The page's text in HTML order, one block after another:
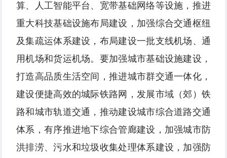
算、人工智能平台、宽带基础网络等设施，推进
重大科技基础设施布局建设，加强综合交通枢纽
及集疏运体系建设，布局建设一批支线机场、通
用机场和货运机场。要加强城市基础设施建设，
打造高品质生活空间，推进城市群交通一体化，
建设便捷高效的城际铁路网，发展市域（郊）铁
路和城市轨道交通，推动建设城市综合道路交通
体系，有序推进地下综合管廊建设，加强城市防
洪排涝、污水和垃圾收集处理体系建设，加强防